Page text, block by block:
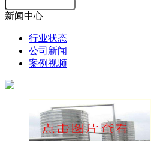
新闻中心
行业状态
公司新闻
案例视频